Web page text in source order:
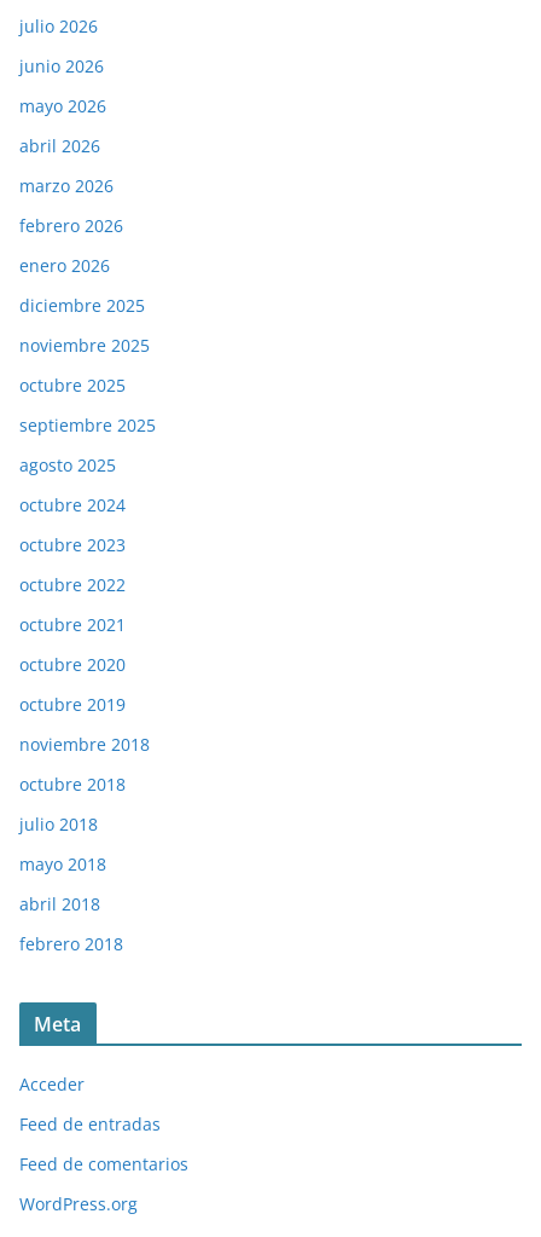
julio 2026
junio 2026
mayo 2026
abril 2026
marzo 2026
febrero 2026
enero 2026
diciembre 2025
noviembre 2025
octubre 2025
septiembre 2025
agosto 2025
octubre 2024
octubre 2023
octubre 2022
octubre 2021
octubre 2020
octubre 2019
noviembre 2018
octubre 2018
julio 2018
mayo 2018
abril 2018
febrero 2018
Meta
Acceder
Feed de entradas
Feed de comentarios
WordPress.org